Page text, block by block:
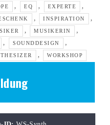
, EQ , EXPERTE ,
, INSPIRATION ,
, MUSIKERIN ,
, SOUNDDESIGN ,
, WORKSHOP